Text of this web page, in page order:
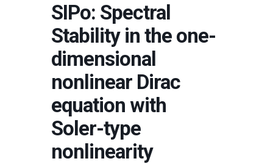
SIPo: Spectral
Stability in the one-
dimensional
nonlinear Dirac
equation with
Soler-type
nonlinearity